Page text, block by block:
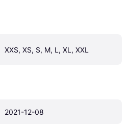
XXS, XS, S, M, L, XL, XXL
2021-12-08